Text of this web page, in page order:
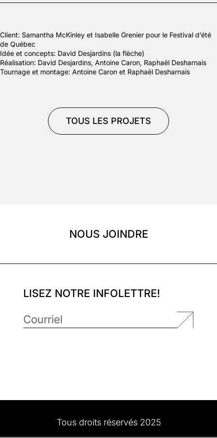
Client: Samantha McKinley et Isabelle Grenier pour le Festival d’été
de Québec
Idée et concepts: David Desjardins (la flèche)
Réalisation: David Desjardins, Antoine Caron, Raphaël Desharnais
Tournage et montage: Antoine Caron et Raphaël Desharnais
TOUS LES PROJETS
NOUS JOINDRE
LISEZ NOTRE INFOLETTRE!
Tous droits réservés 2025